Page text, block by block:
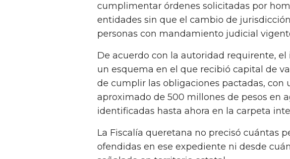
cumplimentar órdenes solicitadas por
entidades sin que el cambio de
personas con mandamiento judicial
De acuerdo con la autoridad requirente,
un esquema en el que recibió capital de
de cumplir las obligaciones pactadas,
aproximado de 500 millones de pesos en
identificadas hasta ahora en la carpeta
La Fiscalía queretana no precisó cuántas
ofendidas en ese expediente ni desde